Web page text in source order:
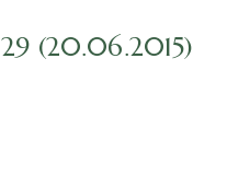
(20.06.2015)